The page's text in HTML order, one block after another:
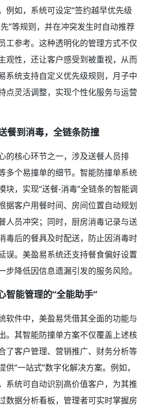
例如，系统可设定“签约越早优先级
”等规则，并在冲突发生时自动推荐
工参考。这种透明化的管理方式不仅
观性，还让客户感受到被重视，从而
系统支持自定义优先级规则，月子中
点灵活调整，实现个性化服务与运营
餐到消毒，全链条防撞
的核心环节之一，涉及送餐人员排
多个易撞单的细节。智能防撞单系统
块，实现“送餐-消毒”全链条的智能调
据客户用餐时间、房间位置自动规划
人员冲突；同时，厨房消毒记录与送
毒后的餐具及时配送，防止因消毒时
误。美盈易系统还支持餐食偏好设置
步降低因信息遗漏引发的服务风险。
智能管理的“全能助手”
软件中，美盈易凭借其全面的功能与
。其智能防撞单方案不仅覆盖上述核
了客户管理、营销推广、财务分析等
“一站式”数字化解决方案。例如，
系统可自动识别高价值客户，为其推
数据分析看板，管理者可实时掌握房